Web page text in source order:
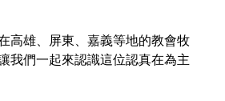
高雄、屏東、嘉義等地的教會牧
我們一起來認識這位認真在為主